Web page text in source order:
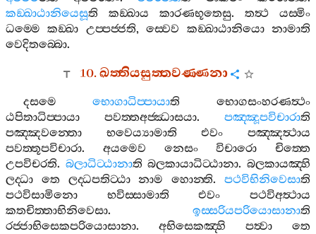
කඞ‍්ඛාඨානියෙසූති කඞ‍්ඛාය කාරණභූතෙසු. තත්‍ථ
යස‍්මිං
ධම‍්මෙ
කඞ‍්ඛා උප‍්පජ‍්ජති,ස‍්වෙව කඞ‍්ඛාඨානියො නාමාති
වෙදිතබ‍්බො.
10.ඛත‍්තියසුත‍්තවණ‍්ණනා
දසමෙ භොගාධිප‍්පායාති
භොගසංහරණත්‍ථං
ඨපිතාධිප‍්පායා
පවත‍්තඅජ‍්ඣාසයා. පඤ‍්ඤූපවිචාරාති
පඤ‍්ඤවන‍්තො
භවෙය්‍යාමාති එවං
පඤ‍්ඤත්‍ථාය
පවත‍්තූපවිචාරා. අයමෙව නෙසං විචාරො
චිත‍්තෙ
උපවිචරති. බලාධිට‍්ඨානාති බලකායාධිට‍්ඨානා.බලකායඤ‍්හි
ලද‍්ධා
තෙ ලද‍්ධපතිට‍්ඨා නාම හොන‍්ති.පථවිභිනිවෙසාති
පථවිසාමිනො
භවිස‍්සාමාති එවං
පථවිඅත්‍ථාය
කතචිත‍්තාභිනිවෙසා. ඉස‍්සරියපරියොසානාති
රජ‍්ජාභිසෙකපරියොසානා. අභිසෙකඤ‍්හි පත්‍වා
තෙ